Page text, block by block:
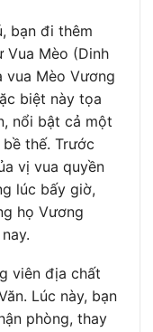
bạn đi thêm
Vua Mèo (Dinh
Mèo Vương
biệt này tọa
nổi bật cả một
thế. Trước
vị vua quyền
lúc bấy giờ,
họ Vương
viên địa chất
Lúc này, bạn
phòng, thay